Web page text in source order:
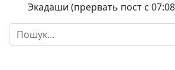
Экадаши (прервать пост с
Пошук